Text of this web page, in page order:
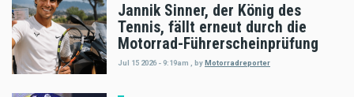
Jannik Sinner, der König des
Tennis, fällt erneut durch die
Motorrad-Führerscheinprüfung
Jul 15 2026 - 9:19am byMotorradreporter